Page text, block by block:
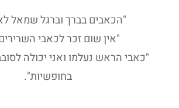
"הכאבים בברך וברגל שמאל
"אין שום זכר לכאבי
"כאבי הראש נעלמו ואני יכולה
בחופשיות".